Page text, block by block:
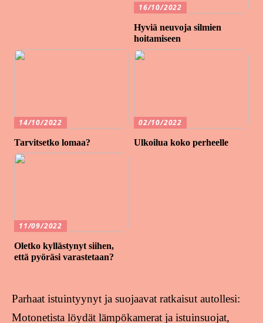
16/10/2022
Hyviä neuvoja silmien
hoitamiseen
14/10/2022
Tarvitsetko lomaa?
02/10/2022
Ulkoilua koko perheelle
11/09/2022
Oletko kyllästynyt siihen,
että pyöräsi varastetaan?
Parhaat istuintyynyt ja suojaavat ratkaisut autollesi:
Motonetista löydät lämpökamerat ja istuinsuojat,